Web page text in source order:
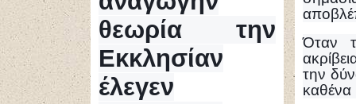
θεωρία την
Εκκλησίαν
έλεγεν
Όταν
την
καθένα